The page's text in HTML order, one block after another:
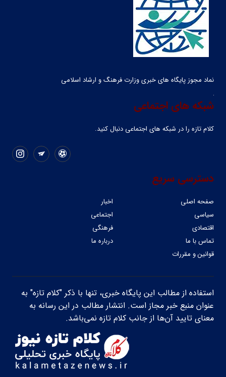
نماد مجوز پایگاه های خبری وزارت فرهنگ و ارشاد اسلامی
شبکه های اجتماعی
کلام تازه را در شبکه ‌های اجتماعی دنبال کنید.
دسترسی سریع
صفحه اصلی
اخبار
سیاسی
اجتماعی
اقتصادی
فرهنگی
تماس با ما
درباره ما
قوانین و مقررات
استفاده از مطالب این پایگاه خبری، تنها با ذکر "کلام تازه" به
عنوان منبع خبر مجاز است. انتشار مطالب در این رسانه به
معنای تایید آن‌ها از جانب کلام تازه نمی‌باشد.